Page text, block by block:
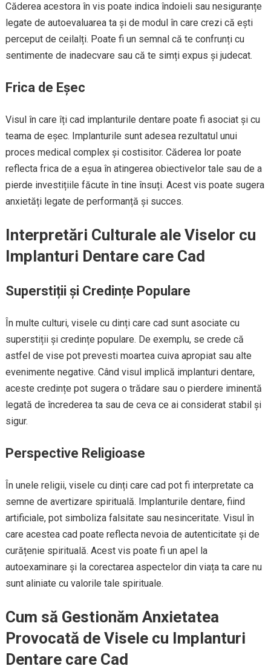
Căderea acestora în vis poate indica îndoieli sau nesiguranțe
legate de autoevaluarea ta și de modul în care crezi că ești
perceput de ceilalți. Poate fi un semnal că te confrunți cu
sentimente de inadecvare sau că te simți expus și judecat.
Frica de Eșec
Visul în care îți cad implanturile dentare poate fi asociat și cu
teama de eșec. Implanturile sunt adesea rezultatul unui
proces medical complex și costisitor. Căderea lor poate
reflecta frica de a eșua în atingerea obiectivelor tale sau de a
pierde investițiile făcute în tine însuți. Acest vis poate sugera
anxietăți legate de performanță și succes.
Interpretări Culturale ale Viselor cu
Implanturi Dentare care Cad
Superstiții și Credințe Populare
În multe culturi, visele cu dinți care cad sunt asociate cu
superstiții și credințe populare. De exemplu, se crede că
astfel de vise pot prevesti moartea cuiva apropiat sau alte
evenimente negative. Când visul implică implanturi dentare,
aceste credințe pot sugera o trădare sau o pierdere iminentă
legată de încrederea ta sau de ceva ce ai considerat stabil și
sigur.
Perspective Religioase
În unele religii, visele cu dinți care cad pot fi interpretate ca
semne de avertizare spirituală. Implanturile dentare, fiind
artificiale, pot simboliza falsitate sau nesinceritate. Visul în
care acestea cad poate reflecta nevoia de autenticitate și de
curățenie spirituală. Acest vis poate fi un apel la
autoexaminare și la corectarea aspectelor din viața ta care nu
sunt aliniate cu valorile tale spirituale.
Cum să Gestionăm Anxietatea
Provocată de Visele cu Implanturi
Dentare care Cad